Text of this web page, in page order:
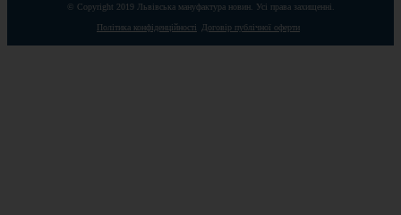
© Copyright 2019 Львівська мануфактура новин. Усі права захищенні.
Політика конфіденційності Договір публічної оферти